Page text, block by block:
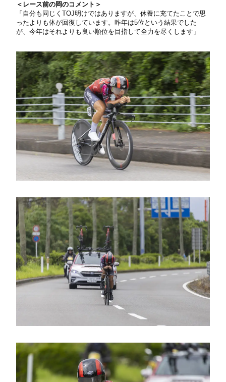
＜レース前の岡のコメント＞
「自分も同じくTOJ明けではありますが、休養に充てたことで思
ったよりも体が回復しています。昨年は5位という結果でした
が、今年はそれよりも良い順位を目指して全力を尽くします」